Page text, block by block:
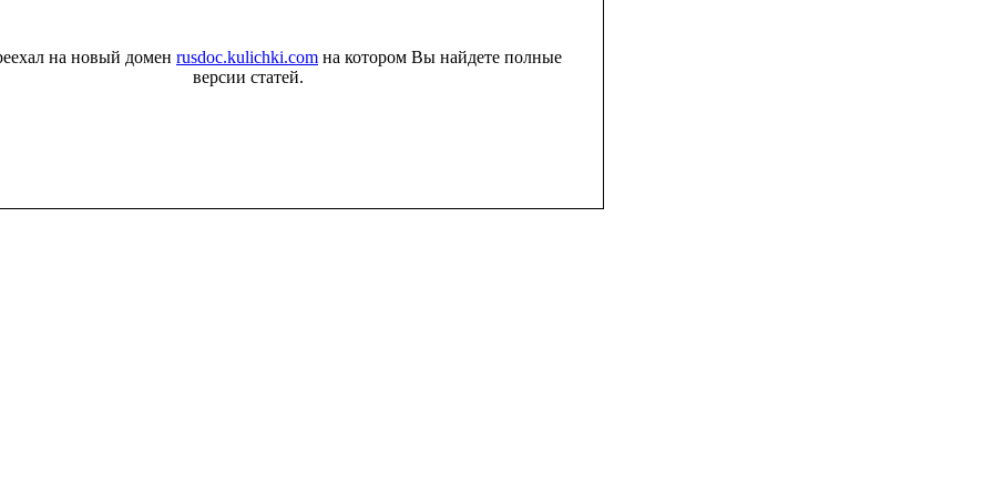
на новый домен rusdoc.kulichki.com на котором Вы найдете полные
версии статей.